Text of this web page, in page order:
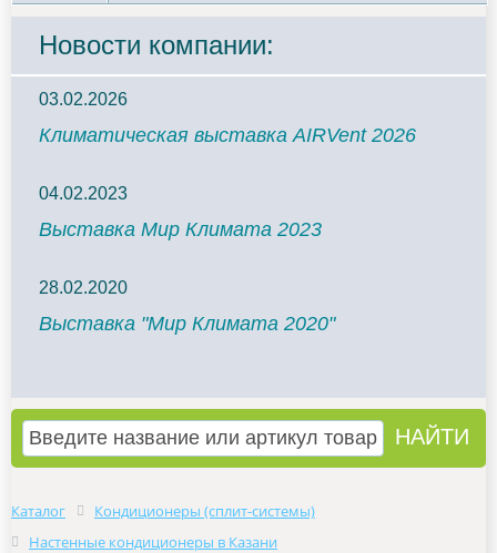
Новости компании:
03.02.2026
Климатическая выставка AIRVent 2026
04.02.2023
Выставка Мир Климата 2023
28.02.2020
Выставка "Мир Климата 2020"
Каталог
Кондиционеры (сплит-системы)
Настенные кондиционеры в Казани